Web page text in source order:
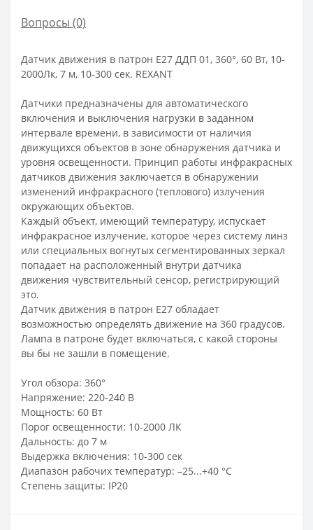
Вопросы (0)
Датчик движения в патрон E27 ДДП 01, 360°, 60 Вт, 10-
2000Лк, 7 м, 10-300 сек. REXANT
Датчики предназначены для автоматического
включения и выключения нагрузки в заданном
интервале времени, в зависимости от наличия
движущихся объектов в зоне обнаружения датчика и
уровня освещенности. Принцип работы инфракрасных
датчиков движения заключается в обнаружении
изменений инфракрасного (теплового) излучения
окружающих объектов.
Каждый объект, имеющий температуру, испускает
инфракрасное излучение, которое через систему линз
или специальных вогнутых сегментированных зеркал
попадает на расположенный внутри датчика
движения чувствительный сенсор, регистрирующий
это.
Датчик движения в патрон E27 обладает
возможностью определять движение на 360 градусов.
Лампа в патроне будет включаться, с какой стороны
вы бы не зашли в помещение.
Угол обзора: 360°
Напряжение: 220-240 В
Мощность: 60 Вт
Порог освещенности: 10-2000 ЛК
Дальность: до 7 м
Выдержка включения: 10-300 сек
Диапазон рабочих температур: –25...+40 °С
Степень защиты: IP20